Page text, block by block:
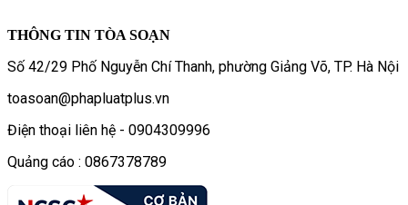
THÔNG TIN TÒA SOẠN
Số 42/29 Phố Nguyễn Chí Thanh, phường Giảng Võ, TP. Hà Nội
toasoan@phapluatplus.vn
Điện thoại liên hệ - 0904309996
Quảng cáo : 0867378789